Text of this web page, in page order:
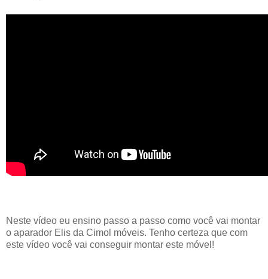
Neste vídeo eu ensino passo a passo como você vai montar
o aparador Elis da Cimol móveis. Tenho certeza que com
este vídeo você vai conseguir montar este móvel!